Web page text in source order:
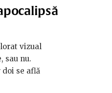
vizual
sau nu.
se află